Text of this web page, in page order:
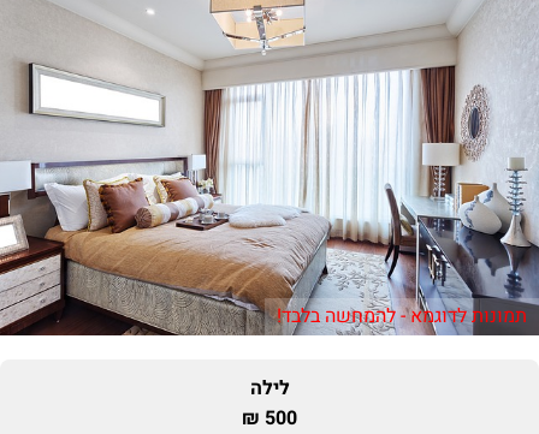
תמונות לדוגמא - להמחשה בלבד!
לילה
500 ₪